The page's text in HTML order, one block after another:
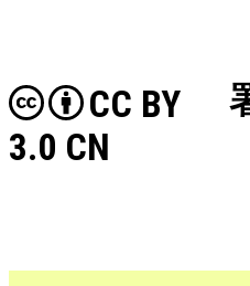
CC BY
3.0 CN